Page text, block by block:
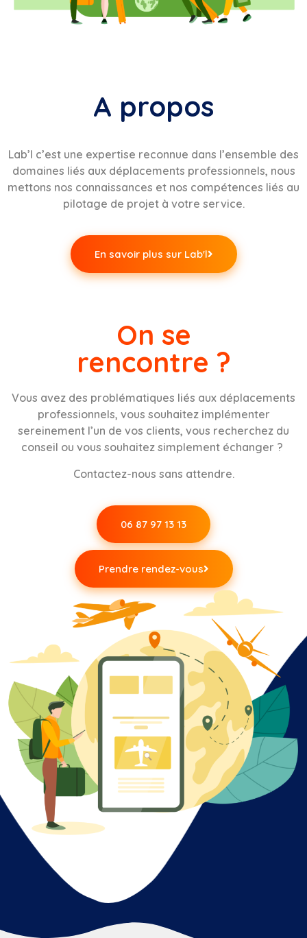
A propos
Lab’l c’est une expertise reconnue dans l’ensemble des
domaines liés aux déplacements professionnels, nous
mettons nos connaissances et nos compétences liés au
pilotage de projet à votre service.
En savoir plus sur Lab'l
On se
rencontre ?
Vous avez des problématiques liés aux déplacements
professionnels, vous souhaitez implémenter
sereinement l’un de vos clients, vous recherchez du
conseil ou vous souhaitez simplement échanger ?
Contactez-nous sans attendre.
06 87 97 13 13
Prendre rendez-vous